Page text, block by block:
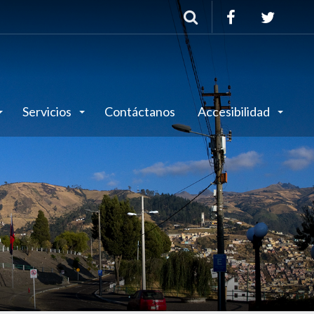
Buscar
Servicios Contáctanos Accesibilidad